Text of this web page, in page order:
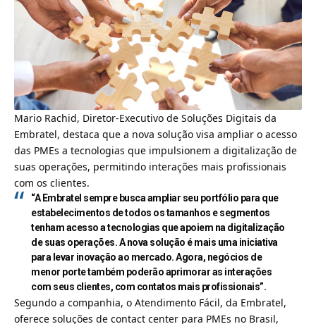
Mario Rachid, Diretor-Executivo de Soluções Digitais da
Embratel, destaca que a nova solução visa ampliar o acesso
das PMEs a tecnologias que impulsionem a digitalização de
suas operações, permitindo interações mais profissionais
com os clientes.
“A Embratel sempre busca ampliar seu portfólio para que
estabelecimentos de todos os tamanhos e segmentos
tenham acesso a tecnologias que apoiem na digitalização
de suas operações. A nova solução é mais uma iniciativa
para levar inovação ao mercado. Agora, negócios de
menor porte também poderão aprimorar as interações
com seus clientes, com contatos mais profissionais”.
Segundo a companhia, o Atendimento Fácil, da Embratel,
oferece soluções de contact center para PMEs no Brasil,